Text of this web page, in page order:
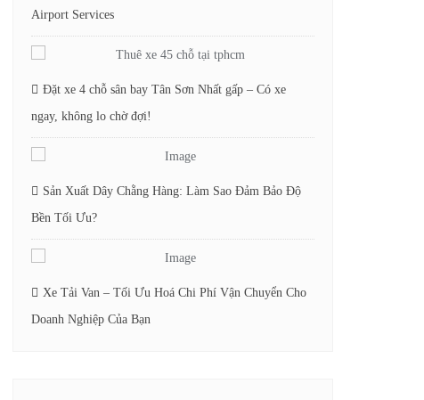
Airport Services
Đặt xe 4 chỗ sân bay Tân Sơn Nhất gấp – Có xe
ngay, không lo chờ đợi!
Sản Xuất Dây Chằng Hàng: Làm Sao Đảm Bảo Độ
Bền Tối Ưu?
Xe Tải Van – Tối Ưu Hoá Chi Phí Vận Chuyển Cho
Doanh Nghiệp Của Bạn